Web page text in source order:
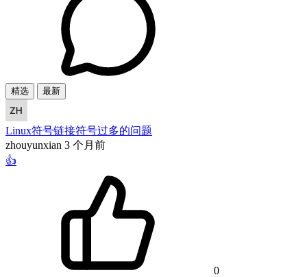
精选 最新
Linux符号链接符号过多的问题
zhouyunxian 3 个月前
👍
0